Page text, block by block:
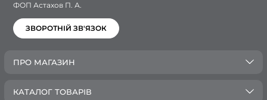
ФОП Астахов П. А.
ЗВОРОТНІЙ ЗВ'ЯЗОК
ПРО МАГАЗИН
КАТАЛОГ ТОВАРІВ